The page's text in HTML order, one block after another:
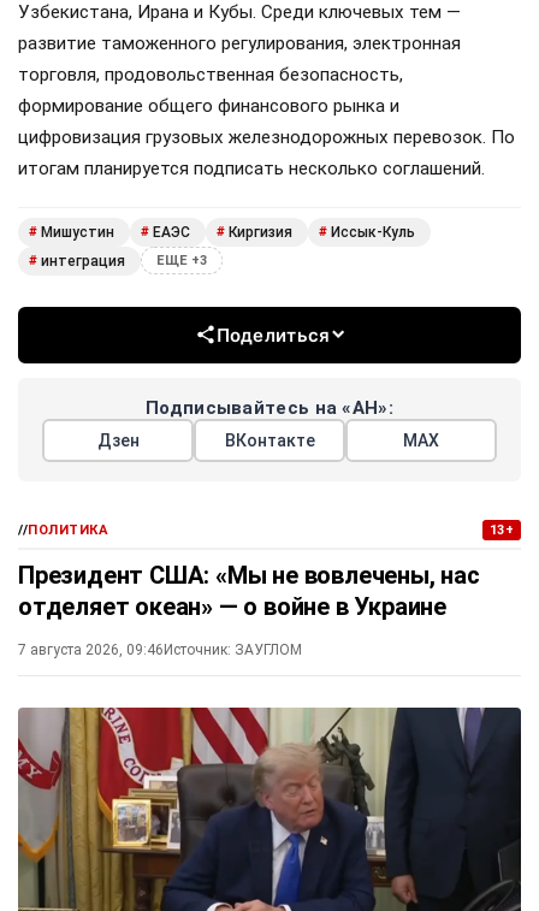
Узбекистана, Ирана и Кубы. Среди ключевых тем —
развитие таможенного регулирования, электронная
торговля, продовольственная безопасность,
формирование общего финансового рынка и
цифровизация грузовых железнодорожных перевозок. По
итогам планируется подписать несколько соглашений.
# Мишустин # ЕАЭС # Киргизия # Иссык-Куль
# интеграция ЕЩЕ +3
Поделиться
Подписывайтесь на «АН»:
Дзен ВКонтакте МАХ
//ПОЛИТИКА 13+
Президент США: «Мы не вовлечены, нас
отделяет океан» — о войне в Украине
7 августа 2026, 09:46Источник: ЗАУГЛОМ